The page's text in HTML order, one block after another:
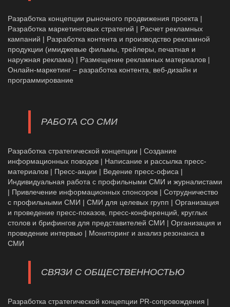
Разработка концепции рыночного продвижения проекта |
Разработка маркетинговых стратегий | Расчет рекламных
кампаний | Разработка контента и производство рекламной
продукции (имиджевые фильмы, трейлеры, печатная и
наружная реклама) | Размещение рекламных материалов |
Онлайн-маркетинг – разработка контента, веб-дизайн и
программирование
РАБОТА СО СМИ
Разработка стратегической концепции | Создание
информационных поводов | Написание и рассылка пресс-
материалов | Пресс-акции | Ведение пресс-офиса |
Индивидуальная работа с профильными СМИ и журналистами
| Привлечение информационных спонсоров | Сотрудничество
с профильными СМИ | СМИ для целевых групп | Организация
и проведение пресс-показов, пресс-конференций, круглых
столов и брифингов для представителей СМИ | Организация и
проведение интервью | Мониторинг и анализ резонанса в
СМИ
СВЯЗИ С ОБЩЕСТВЕННОСТЬЮ
Разработка стратегической концепции PR-сопровождения |